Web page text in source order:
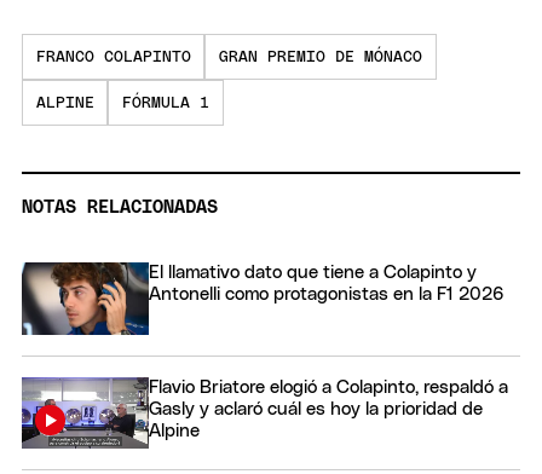
FRANCO COLAPINTO GRAN PREMIO DE MÓNACO
ALPINE FÓRMULA 1
NOTAS RELACIONADAS
El llamativo dato que tiene a Colapinto y
Antonelli como protagonistas en la F1 2026
Flavio Briatore elogió a Colapinto, respaldó a
Gasly y aclaró cuál es hoy la prioridad de
Alpine